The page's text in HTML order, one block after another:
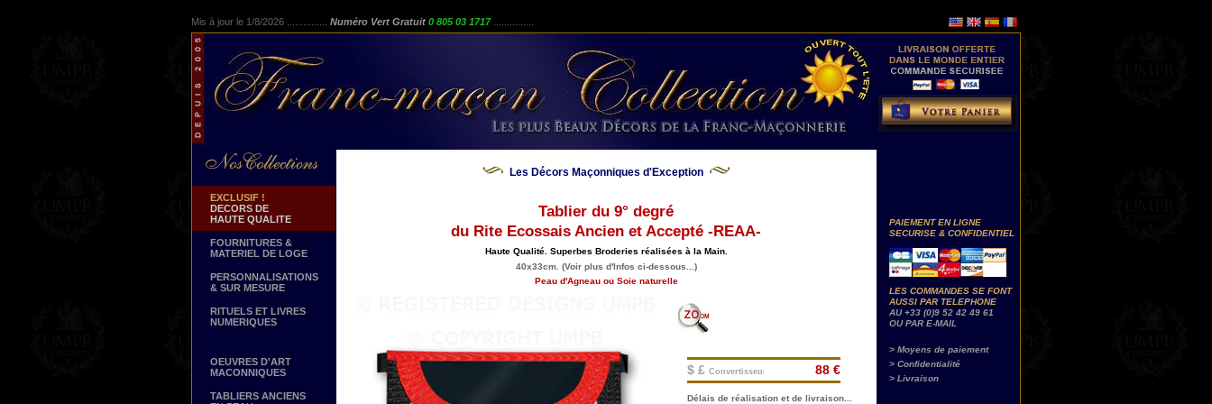
Mis à jour le 1/8/2026 ............... Numéro Vert Gratuit 0 805 03 1717
EXCLUSIF !
DECORS DE
HAUTE QUALITE
FOURNITURES &
MATERIEL DE LOGE
PERSONNALISATIONS
& SUR MESURE
RITUELS ET LIVRES
NUMERIQUES
OEUVRES D'ART
MACONNIQUES
TABLIERS ANCIENS
Les Décors Maçonniques d'Exception
Tablier du 9° degré
du Rite Ecossais Ancien et Accepté -REAA-
Haute Qualité. Superbes Broderies réalisées à la Main.
40x33cm. (Voir plus d'Infos ci-dessous...)
Peau d'Agneau ou Soie naturelle
$ £ Convertisseur.
Délais de réalisation et de livraison...
88 €
PAIEMENT EN LIGNE
SECURISE & CONFIDENTIEL
LES COMMANDES SE FONT
AUSSI PAR TELEPHONE
AU +33 (0)9 52 42 49 61
OU PAR E-MAIL
> Moyens de paiement
> Confidentialité
> Livraison